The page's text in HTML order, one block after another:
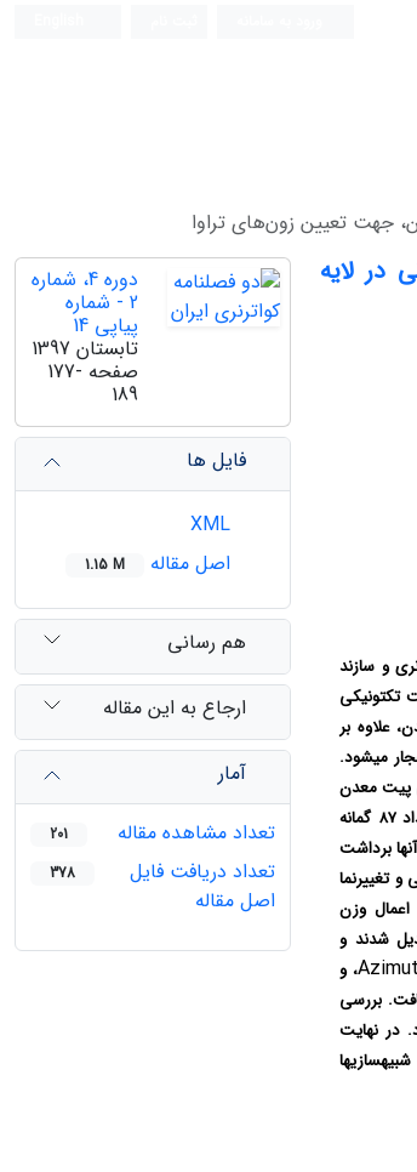
جهت تعیین زون‌های تراوا
در لایه
و سازند
تکتونیکی
علاوه بر
می‏شود.
پیت معدن
مدنظر قرار گیرند. در این پژوهش روش‏ شبیه‏سازی زمین‏آماری گاوسی متوالی جهت نیل به این هدف به کار رفت. تعداد 87 گمانه
برداشت
تغییرنما
اعمال وزن
شدند و
، و
بررسی
در نهایت
دوره 4، شماره
2 - شماره
پیاپی 14
تابستان 1397
صفحه 177-
189
فایل ها
اصل مقاله
1.15 M
هم رسانی
ارجاع به این مقاله
آمار
تعداد مشاهده مقاله
201
تعداد دریافت فایل
اصل مقاله
378